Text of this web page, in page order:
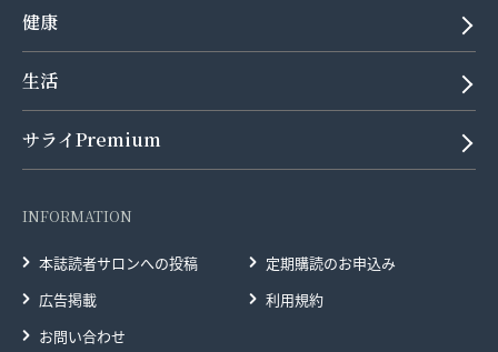
健康
生活
サライPremium
INFORMATION
本誌読者サロンへの投稿
定期購読のお申込み
広告掲載
利用規約
お問い合わせ